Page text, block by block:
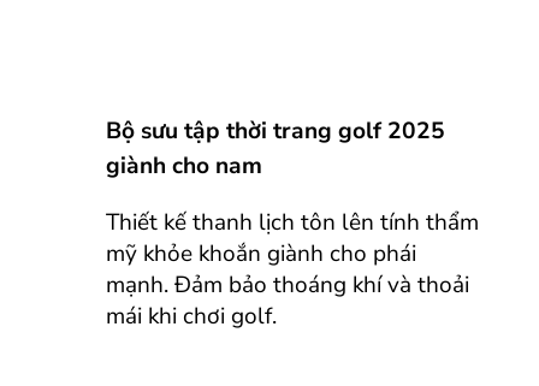
Bộ sưu tập thời trang golf 2025
giành cho nam
Thiết kế thanh lịch tôn lên tính thẩm
mỹ khỏe khoắn giành cho phái
mạnh. Đảm bảo thoáng khí và thoải
mái khi chơi golf.